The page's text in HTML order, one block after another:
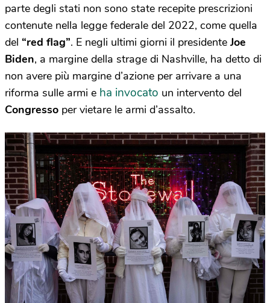
parte degli stati non sono state recepite prescrizioni
contenute nella legge federale del 2022, come quella
del “red flag”. E negli ultimi giorni il presidenteJoe
Biden, a margine della strage di Nashville, ha detto di
non avere più margine d’azione per arrivare a una
riforma sulle armi e ha invocato un intervento del
Congresso per vietare le armi d’assalto.